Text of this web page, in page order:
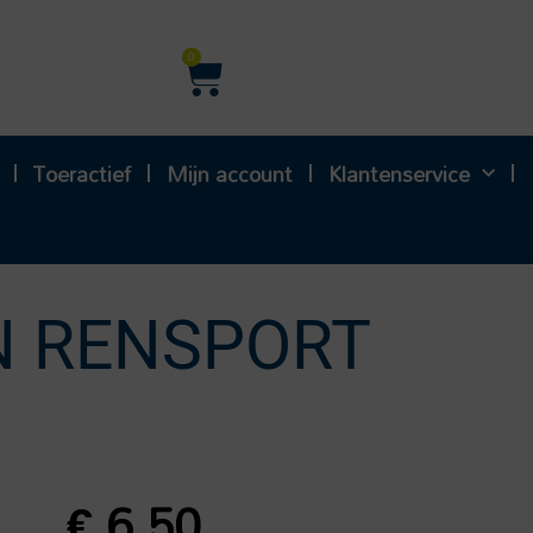
0
Winkelwagen
Toeractief Mijn account
Klantenservice
RENSPORT